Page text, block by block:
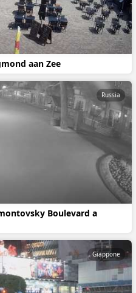
aan Zee
Boulevard a
Russia
Giappone